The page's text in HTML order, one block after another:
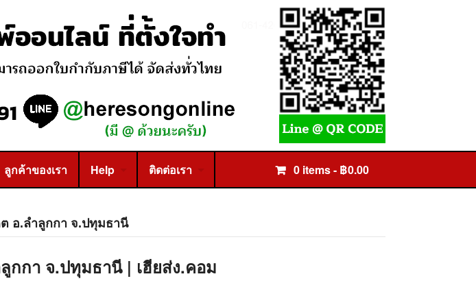
ลูกค้าของเรา Help ติดต่อเรา 0 items - ฿0.00
อ.ลำลูกกา จ.ปทุมธานี
กา จ.ปทุมธานี | เฮียส่ง.คอม